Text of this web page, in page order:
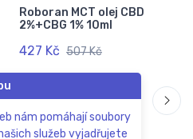
Roboran MCT olej CBD
2%+CBG 1% 10ml
427 Kč 507 Kč
nám pomáhají soubory
služeb vyjadřujete